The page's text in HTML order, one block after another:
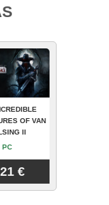
OF VAN
II
PC
€